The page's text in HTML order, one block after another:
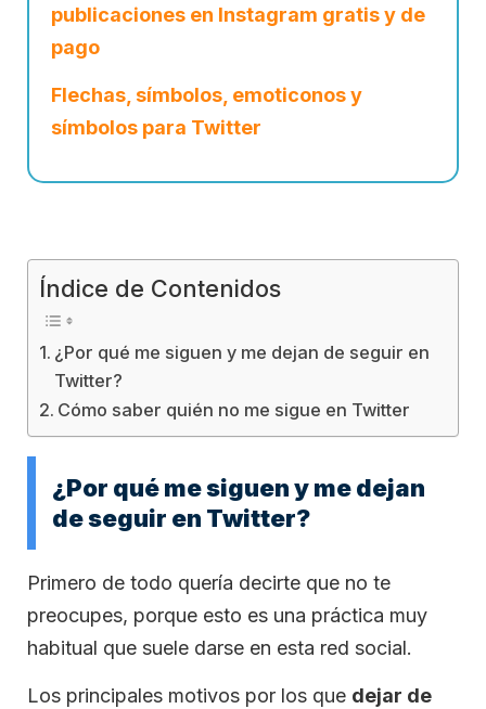
publicaciones en Instagram gratis y de
pago
Flechas, símbolos, emoticonos y
símbolos para Twitter
Índice de Contenidos
¿Por qué me siguen y me dejan de seguir en
Twitter?
Cómo saber quién no me sigue en Twitter
¿Por qué me siguen y me dejan
de seguir en Twitter?
Primero de todo quería decirte que no te
preocupes, porque esto es una práctica muy
habitual que suele darse en esta red social.
Los principales motivos por los que dejar de